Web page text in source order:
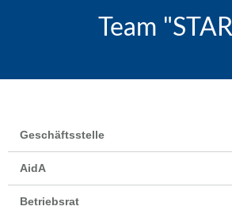
Team
Geschäftsstelle
AidA
Betriebsrat